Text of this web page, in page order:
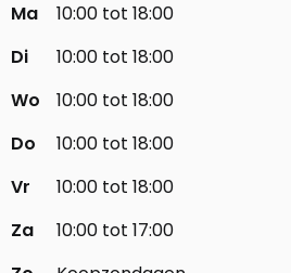
Ma
10:00 tot 18:00
Di
10:00 tot 18:00
Wo
10:00 tot 18:00
Do
10:00 tot 18:00
Vr
10:00 tot 18:00
Za
10:00 tot 17:00